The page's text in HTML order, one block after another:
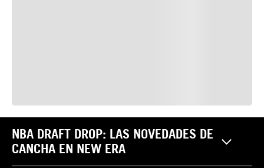
NBA DRAFT DROP: LAS NOVEDADES DE
CANCHA EN NEW ERA